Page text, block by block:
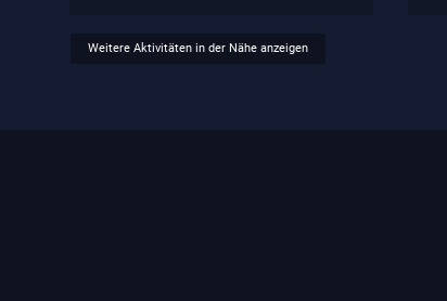
Weitere Aktivitäten in der Nähe anzeigen